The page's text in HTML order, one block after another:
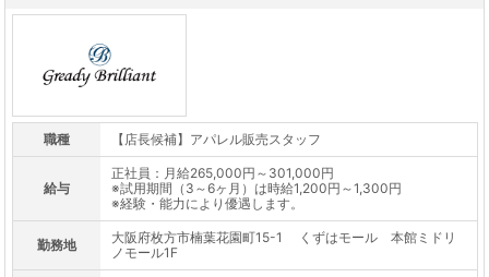
職種 【店長候補】アパレル販売スタッフ
給与
正社員：月給265,000円～301,000円
※試用期間（3～6ヶ月）は時給1,200円～1,300円
※経験・能力により優遇します。
勤務地
大阪府枚方市楠葉花園町15-1 くずはモール 本館ミドリ
ノモール1F